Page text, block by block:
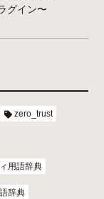
グイン〜
zero_trust
用語辞典
辞典